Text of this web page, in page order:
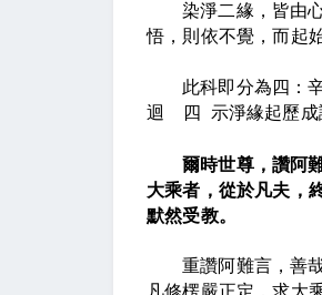
染淨二緣，皆由
悟，則依不覺，而起
此科即分為四：
迴
四 示淨緣起歷成
爾時世尊，讚阿
大乘者，從於凡夫，
默然受教。
重讚阿難言，善
凡修楞嚴正定，求大